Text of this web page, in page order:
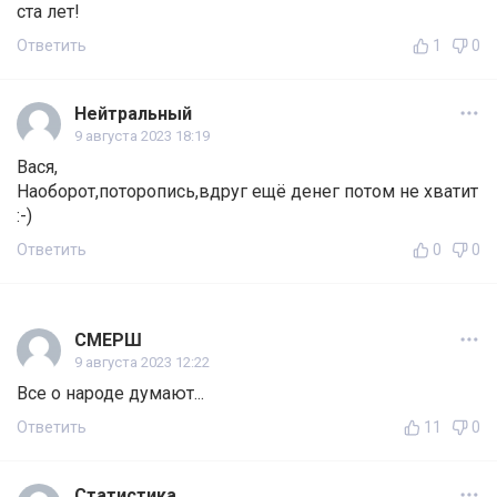
ста лет!
Ответить 1 0
Нейтральный
9 августа 2023 18:19
Вася,
Наоборот,поторопись,вдруг ещё денег потом не хватит
:-)
Ответить 0 0
СМЕРШ
9 августа 2023 12:22
Все о народе думают...
Ответить 11 0